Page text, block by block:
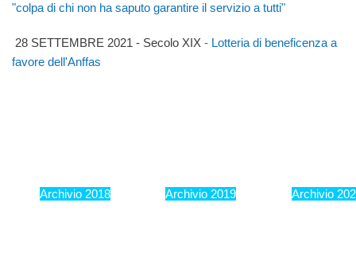
"colpa di chi non ha saputo garantire il servizio a tutti"
28 SETTEMBRE 2021 - Secolo XIX - Lotteria di beneficenza a
favore dell'Anffas
Archivio 2018 Archivio 2019 Archivio